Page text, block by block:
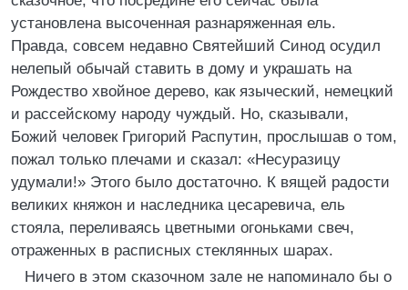
установлена высоченная разнаряженная ель.
Правда, совсем недавно Святейший Синод осудил
нелепый обычай ставить в дому и украшать на
Рождество хвойное дерево, как языческий, немецкий
и рассейскому народу чуждый. Но, сказывали,
Божий человек Григорий Распутин, прослышав о том,
пожал только плечами и сказал: «Несуразицу
удумали!» Этого было достаточно. К вящей радости
великих княжон и наследника цесаревича, ель
стояла, переливаясь цветными огоньками свеч,
отраженных в расписных стеклянных шарах.
Ничего в этом сказочном зале не напоминало бы о